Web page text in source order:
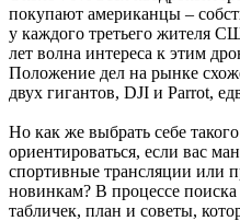
покупают американцы –
у каждого третьего жителя
лет волна интереса к этим
Положение дел на рынке
двух гигантов, DJI и Parrot,
Но как же выбрать себе
ориентироваться, если вас
спортивные трансляции или
новинкам? В процессе поиска
табличек, план и советы,